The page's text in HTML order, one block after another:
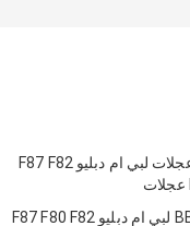
BBS FI-R EVO عجلات لبي ام دبليو F87 F82
مجموعة BBS E88 لبي ام دبليو F87 F80 F82